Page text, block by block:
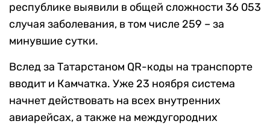
республике выявили в общей сложности 36 053
случая заболевания, в том числе 259 – за
минувшие сутки.
Вслед за Татарстаном QR-коды на транспорте
вводит и Камчатка. Уже 23 ноября система
начнет действовать на всех внутренних
авиарейсах, а также на междугородних